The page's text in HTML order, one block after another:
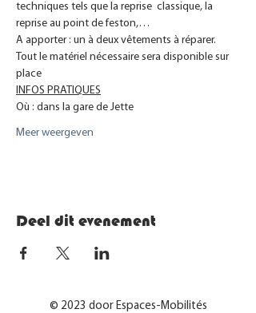
techniques tels que la reprise  classique, la
reprise au point de feston,…
A apporter : un à deux vêtements à réparer.
Tout le matériel nécessaire sera disponible sur
place
INFOS PRATIQUES
Où : dans la gare de Jette
Meer weergeven
Deel dit evenement
© 2023 door Espaces-Mobilités